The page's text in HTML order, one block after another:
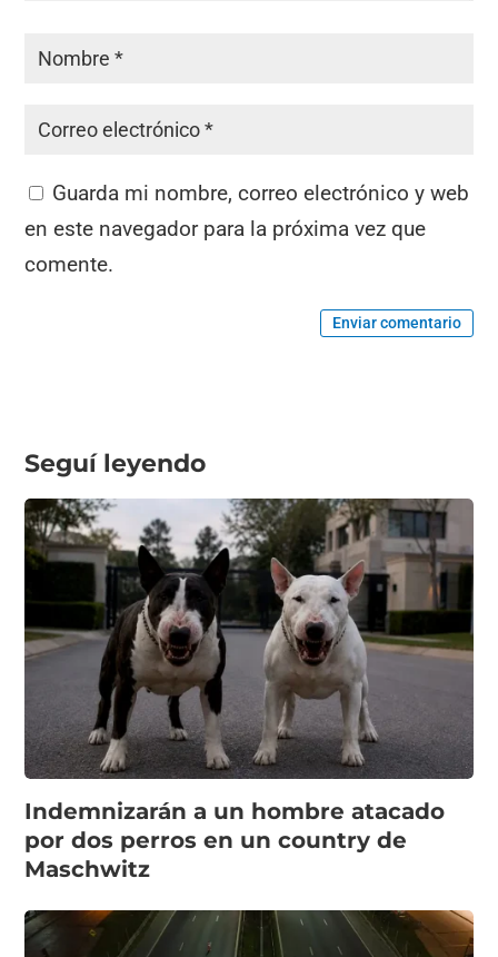
Guarda mi nombre, correo electrónico y web
en este navegador para la próxima vez que
comente.
Enviar comentario
Seguí leyendo
Indemnizarán a un hombre atacado
por dos perros en un country de
Maschwitz